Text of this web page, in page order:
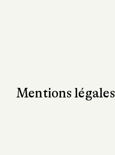
Mentions légales